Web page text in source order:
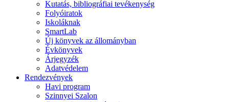
Kutatás, bibliográfiai tevékenység
Folyóiratok
Iskoláknak
SmartLab
Új könyvek az állományban
Évkönyvek
Árjegyzék
Adatvédelem
Rendezvények
Havi program
Szinnyei Szalon